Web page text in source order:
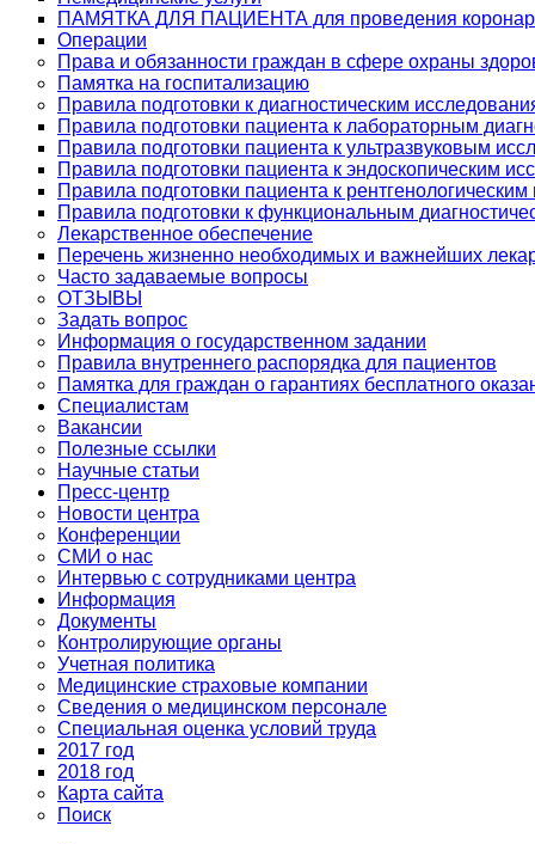
ПАМЯТКА ДЛЯ ПАЦИЕНТА для проведения
Операции
Права и обязанности граждан в сфере охраны
Памятка на госпитализацию
Правила подготовки к диагностическим
Правила подготовки пациента к лабораторным
Правила подготовки пациента к ультразвуковым
Правила подготовки пациента к эндоскопическим
Правила подготовки пациента к
Правила подготовки к функциональным
Лекарственное обеспечение
Перечень жизненно необходимых и важнейших
Часто задаваемые вопросы
ОТЗЫВЫ
Задать вопрос
Информация о государственном задании
Правила внутреннего распорядка для пациентов
Памятка для граждан о гарантиях бесплатного
Специалистам
Вакансии
Полезные ссылки
Научные статьи
Пресс-центр
Новости центра
Конференции
СМИ о нас
Интервью с сотрудниками центра
Информация
Документы
Контролирующие органы
Учетная политика
Медицинские страховые компании
Сведения о медицинском персонале
Специальная оценка условий труда
2017 год
2018 год
Карта сайта
Поиск